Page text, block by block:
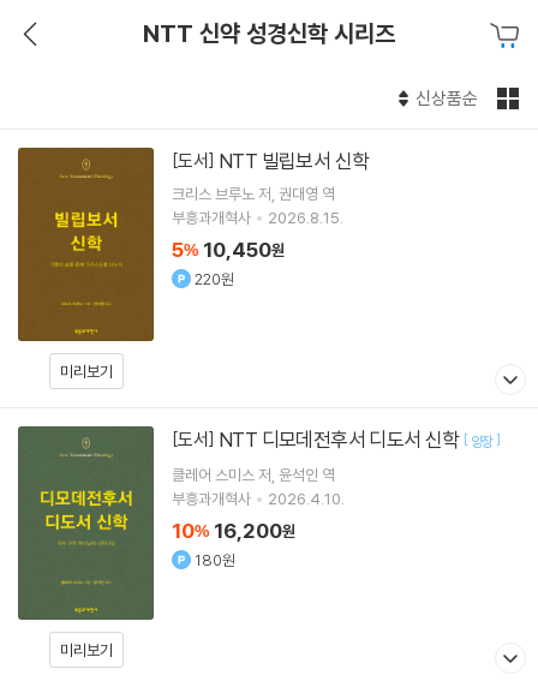
NTT 신약 성경신학 시리즈
신상품순
미리보기
[도서] NTT 빌립보서 신학
크리스 브루노 저 권대영 역
부흥과개혁사
2026.8.15.
5% 10,450원
220원
미리보기
[도서] NTT 디모데전후서 디도서 신학 [ 양장]
클레어 스미스 저 윤석인 역
부흥과개혁사
2026.4.10.
10% 16,200원
180원